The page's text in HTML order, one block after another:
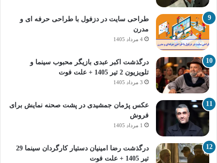
طراحی سایت در دزفول با طراحی حرفه‌ ای و
مدرن
4 مرداد 1405
درگذشت اکبر عبدی بازیگر محبوب سینما و
تلویزیون 2 تیر 1405 + علت فوت
3 مرداد 1405
عکس پژمان جمشیدی در پشت صحنه نمایش برای
فروش
1 مرداد 1405
درگذشت رضا امینیان دستیار کارگردان سینما 29
تیر 1405 + علت فوت